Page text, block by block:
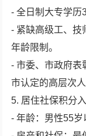
- 全日制大专学历
- 紧缺高级工、技
年龄限制。
- 市委、市政府表
市认定的高层次人
5. 居住社保积分入
- 年龄：男性55岁